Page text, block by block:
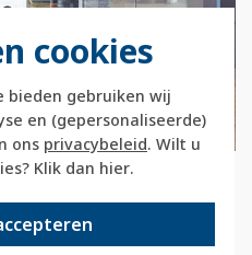
cookies
bieden gebruiken wij
en (gepersonaliseerde)
ons privacybeleid. Wilt u
Klik dan hier.